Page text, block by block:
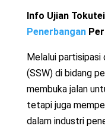
Info Ujian
Penerbangan
Melalui partisipasi
(SSW) di bidang
membuka jalan
tetapi juga
dalam industri